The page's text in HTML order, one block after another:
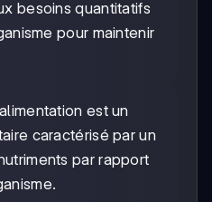
besoins quantitatifs
pour maintenir
est un
caractérisé par un
par rapport